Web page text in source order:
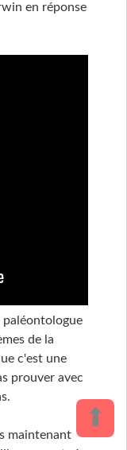
en réponse
paléontologue
de la
c'est une
prouver avec
maintenant
⬆